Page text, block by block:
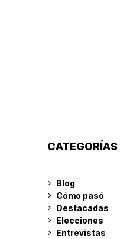
CATEGORÍAS
Blog
Cómo pasó
Destacadas
Elecciones
Entrevistas